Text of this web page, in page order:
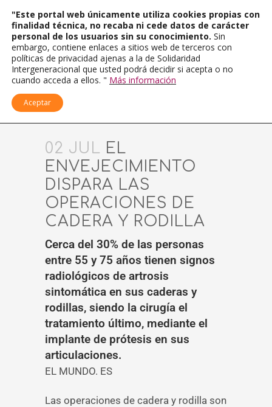
02 JUL EL
ENVEJECIMIENTO
DISPARA LAS
OPERACIONES DE
CADERA Y RODILLA
Cerca del 30% de las personas
entre 55 y 75 años tienen signos
radiológicos de artrosis
sintomática en sus caderas y
rodillas, siendo la cirugía el
tratamiento último, mediante el
implante de prótesis en sus
articulaciones.
EL MUNDO. ES
Las operaciones de cadera y rodilla son
"Este portal web únicamente utiliza cookies propias con
finalidad técnica, no recaba ni cede datos de carácter
personal de los usuarios sin su conocimiento. Sin
embargo, contiene enlaces a sitios web de terceros con
políticas de privacidad ajenas a la de Solidaridad
Intergeneracional que usted podrá decidir si acepta o no
cuando acceda a ellos. " Más información
Aceptar